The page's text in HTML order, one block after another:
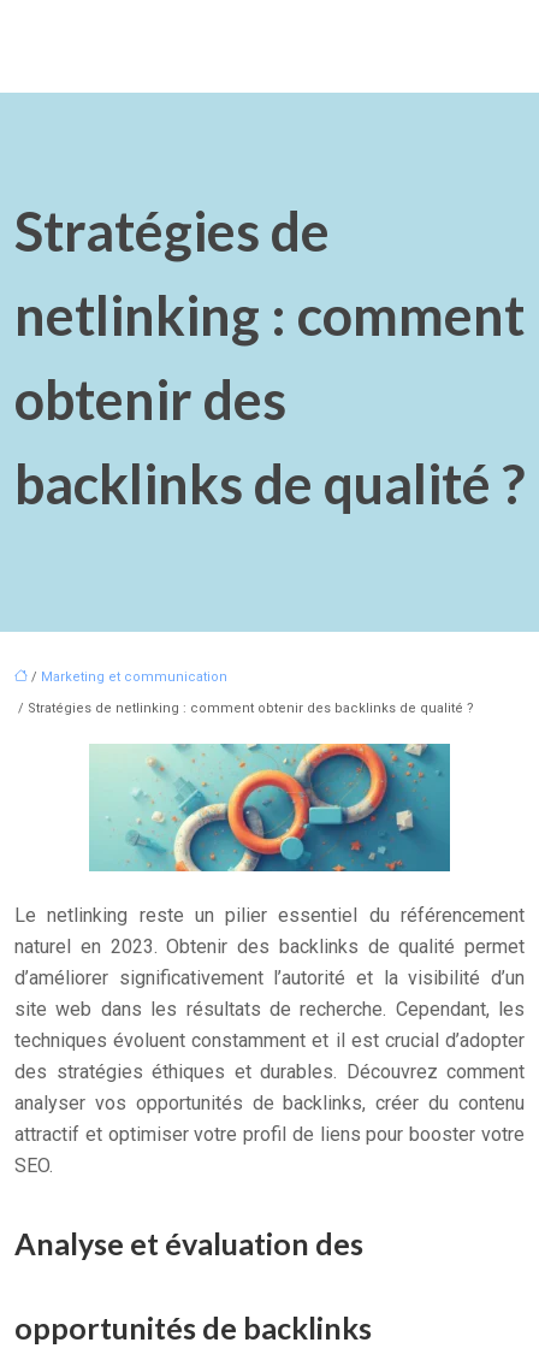
Stratégies de
netlinking : comment
obtenir des
backlinks de qualité ?
/ Marketing et communication
/ Stratégies de netlinking : comment obtenir des backlinks de qualité ?
Le netlinking reste un pilier essentiel du référencement
naturel en 2023. Obtenir des backlinks de qualité permet
d’améliorer significativement l’autorité et la visibilité d’un
site web dans les résultats de recherche. Cependant, les
techniques évoluent constamment et il est crucial d’adopter
des stratégies éthiques et durables. Découvrez comment
analyser vos opportunités de backlinks, créer du contenu
attractif et optimiser votre profil de liens pour booster votre
SEO.
Analyse et évaluation des
opportunités de backlinks